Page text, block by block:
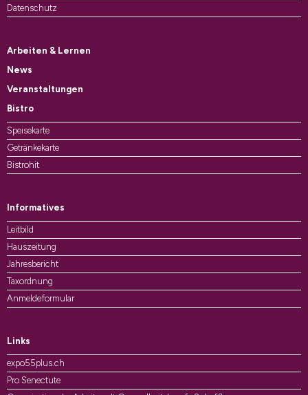
Datenschutz
Arbeiten & Lernen
News
Veranstaltungen
Bistro
Speisekarte
Getränkekarte
Bistrohit
Informatives
Leitbild
Hauszeitung
Jahresbericht
Taxordnung
Anmeldeformular
Links
expo55plus.ch
Pro Senectute